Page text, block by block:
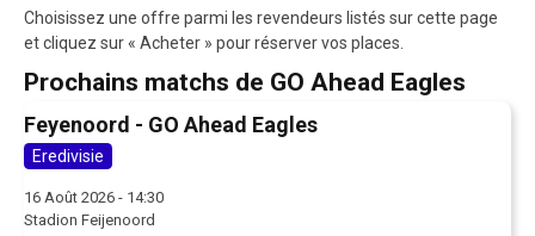
Choisissez une offre parmi les revendeurs listés sur cette page
et cliquez sur « Acheter » pour réserver vos places.
Prochains matchs de GO Ahead Eagles
Feyenoord - GO Ahead Eagles
Eredivisie
16 Août 2026 - 14:30
Stadion Feijenoord